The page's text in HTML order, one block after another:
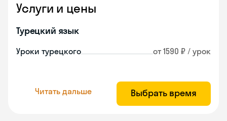
Услуги и цены
Турецкий язык
Уроки турецкого от 1590 ₽ / урок
Читать дальше Выбрать время